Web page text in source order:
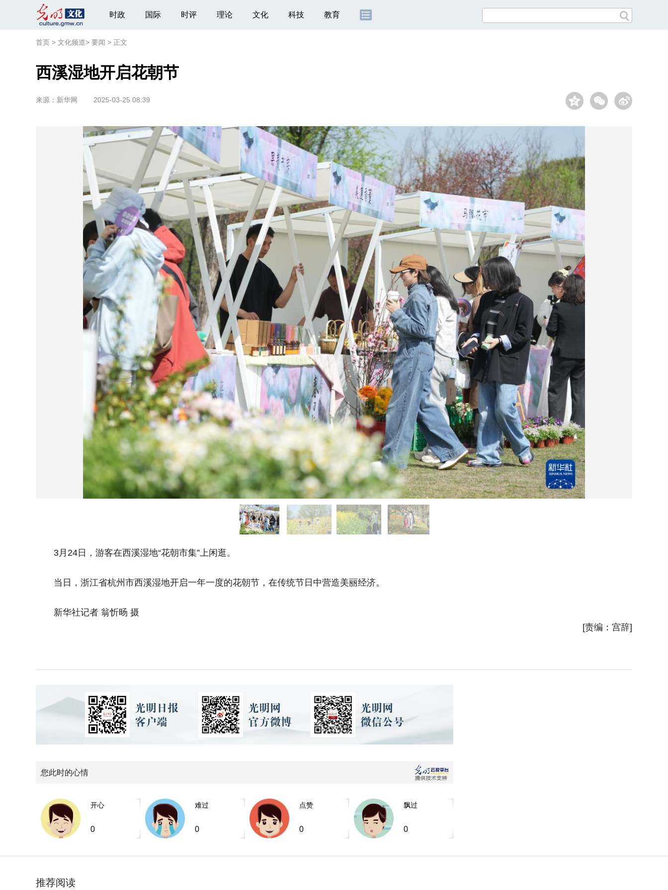
时政 国际 时评 理论 文化 科技 教育
首页 > 文化频道> 要闻 > 正文
西溪湿地开启花朝节
来源： 新华网 2025-03-25 08:39
3月24日，游客在西溪湿地“花朝市集”上闲逛。
当日，浙江省杭州市西溪湿地开启一年一度的花朝节，在传统节日中营造美丽经济。
新华社记者 翁忻旸 摄
[责编：宫辞]
您此时的心情
开心
0
难过
0
点赞
0
飘过
0
推荐阅读